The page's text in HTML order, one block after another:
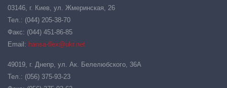
03146, г. Киев, ул. Жмеринская, 26
Тел.: (044) 205-38-70
Факс: (044) 451-86-85
Email: hansa-flex@ukr.net
49019, г. Днепр, ул. Ак. Белелюбского, 36А
Тел.: (056) 375-93-23